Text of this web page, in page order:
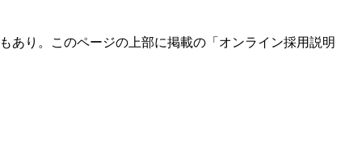
あり。このページの上部に掲載の「オンライン採用説明